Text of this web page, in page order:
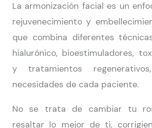
La armonización facial es un
rejuvenecimiento y
que combina diferentes
hialurónico, bioestimuladores,
y tratamientos
necesidades de cada paciente.
No se trata de cambiar tu
resaltar lo mejor de ti,